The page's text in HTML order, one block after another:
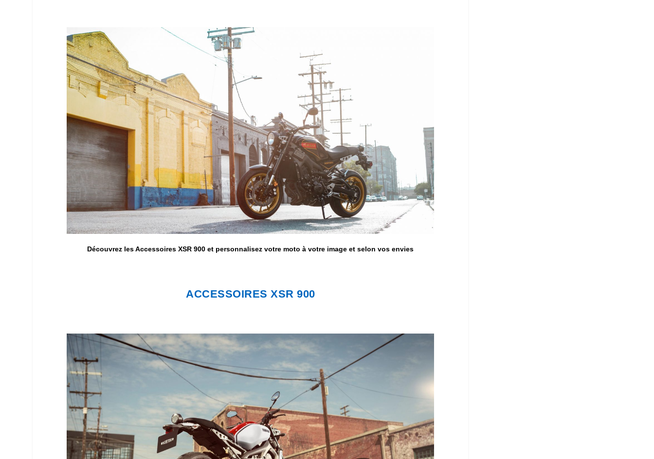
Découvrez les Accessoires XSR 900 et personnalisez votre moto à votre image et selon vos envies
ACCESSOIRES XSR 900